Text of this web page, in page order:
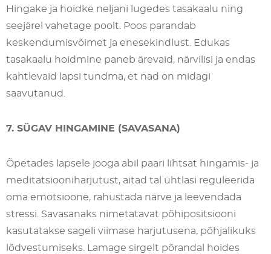
Hingake ja hoidke neljani lugedes tasakaalu ning
seejärel vahetage poolt. Poos parandab
keskendumisvõimet ja enesekindlust. Edukas
tasakaalu hoidmine paneb ärevaid, närvilisi ja endas
kahtlevaid lapsi tundma, et nad on midagi
saavutanud.
7. SÜGAV HINGAMINE (SAVASANA)
Õpetades lapsele jooga abil paari lihtsat hingamis- ja
meditatsiooniharjutust, aitad tal ühtlasi reguleerida
oma emotsioone, rahustada närve ja leevendada
stressi. Savasanaks nimetatavat põhipositsiooni
kasutatakse sageli viimase harjutusena, põhjalikuks
lõdvestumiseks. Lamage sirgelt põrandal hoides